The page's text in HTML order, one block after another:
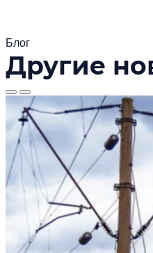
Блог
Другие